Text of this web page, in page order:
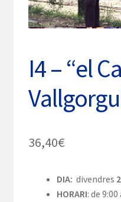
I4 – “el
36,40€
DIA: divendres
HORARI: de